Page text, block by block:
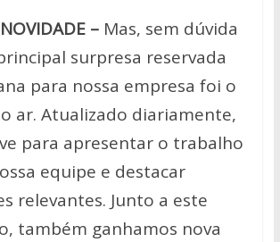
–Mas, sem dúvida
surpresa reservada
para nossa empresa foi o
ar. Atualizado diariamente,
para apresentar o trabalho
equipe e destacar
relevantes. Junto a este
também ganhamos nova